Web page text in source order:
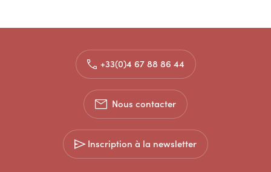
+33(0)4 67 88 86 44
Nous contacter
Inscription à la newsletter